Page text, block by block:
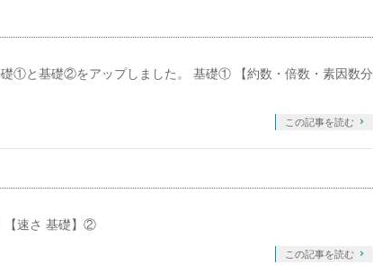
と基礎②をアップしました。 基礎① 【約数・倍数・素因数分
この記事を読む
【速さ 基礎】②
この記事を読む